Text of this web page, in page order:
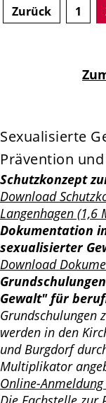
Zurück 1
Sexualisierte
Prävention
Schutzkonzept
Download
Langenhagen (1,6
Dokumentation
sexualisierter
Download
Gewalt" für
Grundschulungen
werden in den
und Burgdorf
Multiplikator
Online-